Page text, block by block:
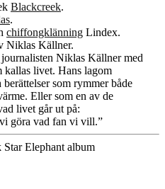
Blackcreek.
.
chiffongklänning Lindex.
Niklas Källner.
Niklas Källner med
kallas livet. Hans lagom
som rymmer både
Eller som en av de
livet går ut på:
göra vad fan vi vill.”
Star Elephant album